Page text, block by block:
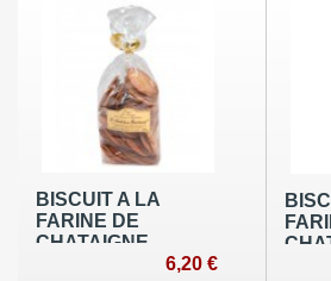
BISCUIT A LA
FARINE DE
CHATAIGNE
6,20 €